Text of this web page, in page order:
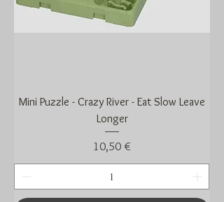
Mini Puzzle - Crazy River - Eat Slow Leave
Longer
Prix
10,50 €